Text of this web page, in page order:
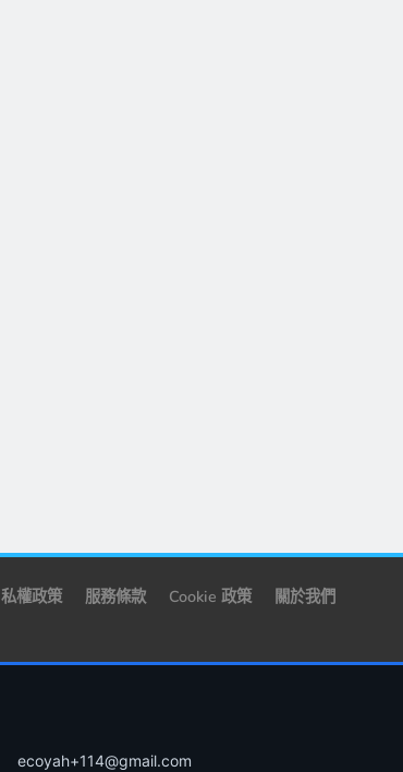
私權政策 服務條款 Cookie 政策 關於我們
ecoyah+114@gmail.com